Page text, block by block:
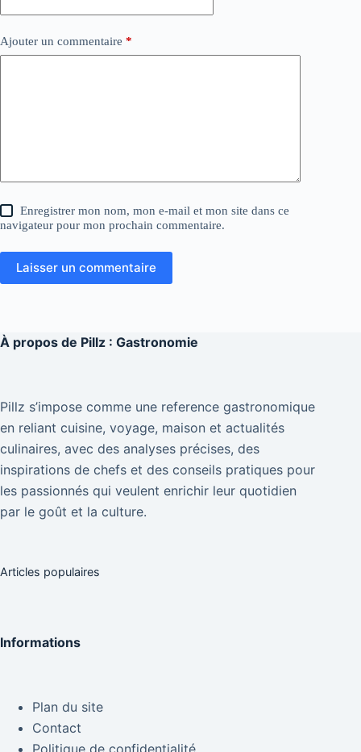
Ajouter un commentaire *
Enregistrer mon nom, mon e-mail et mon site dans ce
navigateur pour mon prochain commentaire.
Laisser un commentaire
À propos de Pillz : Gastronomie
Pillz s’impose comme une reference gastronomique
en reliant cuisine, voyage, maison et actualités
culinaires, avec des analyses précises, des
inspirations de chefs et des conseils pratiques pour
les passionnés qui veulent enrichir leur quotidien
par le goût et la culture.
Articles populaires
Informations
Plan du site
Contact
Politique de confidentialité